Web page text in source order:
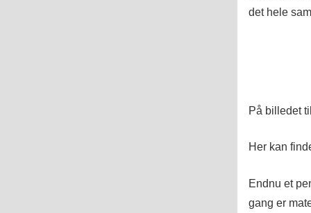
det hele
På billedet
Her kan
Endnu et
gang er